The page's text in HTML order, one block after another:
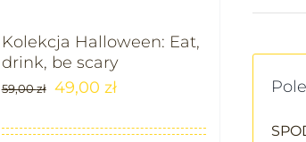
Kolekcja Halloween: Eat,
drink, be scary
59,00zł 49,00 zł